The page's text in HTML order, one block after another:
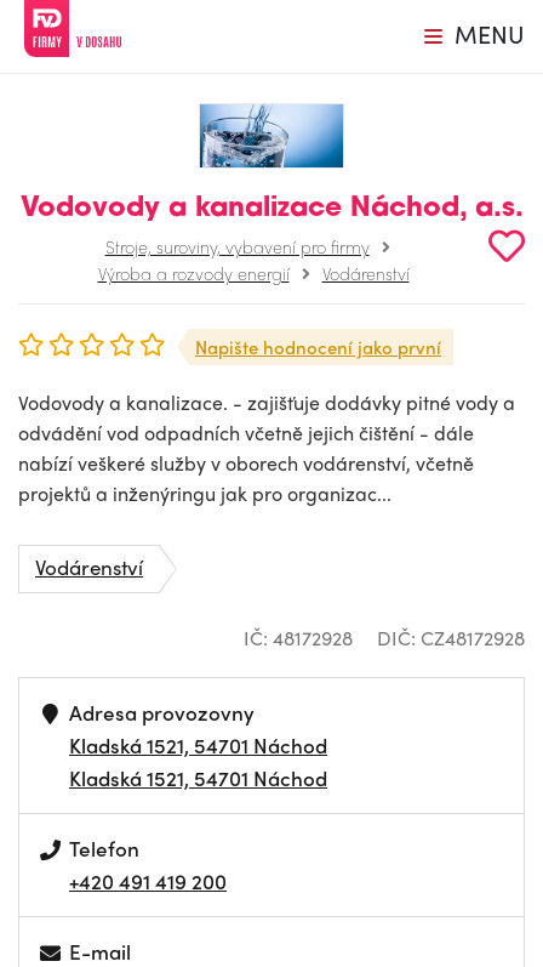
MENU
Vodovody a kanalizace Náchod, a.s.
Stroje, suroviny, vybavení pro firmy
Výroba a rozvody energií
Vodárenství
Napište hodnocení jako první
Vodovody a kanalizace. - zajišťuje dodávky pitné vody a
odvádění vod odpadních včetně jejich čištění - dále
nabízí veškeré služby v oborech vodárenství, včetně
projektů a inženýringu jak pro organizac...
Vodárenství
IČ: 48172928 DIČ: CZ48172928
Adresa provozovny
Kladská 1521, 54701 Náchod
Kladská 1521, 54701 Náchod
Telefon
+420 491 419 200
E-mail